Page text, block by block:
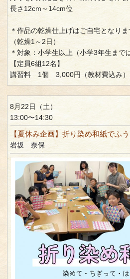
長さ12cm～14cm位
＊作品の乾燥仕上げはご自宅となりま
（乾燥1～2日）
＊対象：小学生以上（小学3年生まで
【定員6組12名】
講習料 1個 3,000円（教材費込み）
8月22日（土）
13:00〜14:30
【夏休み企画】折り染め和紙でふ
岩坂 奈保